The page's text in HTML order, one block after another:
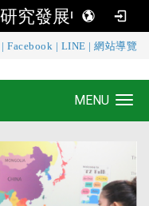
究發展中心
|Facebook LINE |網站導覽
究發展中心
MENU